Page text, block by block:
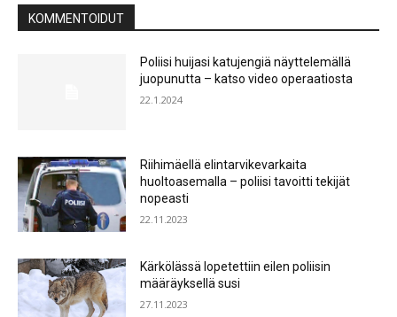
KOMMENTOIDUT
Poliisi huijasi katujengiä näyttelemällä
juopunutta – katso video operaatiosta
22.1.2024
Riihimäellä elintarvikevarkaita
huoltoasemalla – poliisi tavoitti tekijät
nopeasti
22.11.2023
Kärkölässä lopetettiin eilen poliisin
määräyksellä susi
27.11.2023